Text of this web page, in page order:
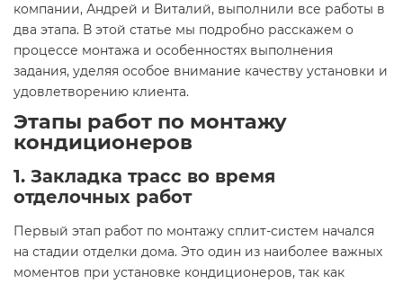
компании, Андрей и Виталий, выполнили все работы в
два этапа. В этой статье мы подробно расскажем о
процессе монтажа и особенностях выполнения
задания, уделяя особое внимание качеству установки и
удовлетворению клиента.
Этапы работ по монтажу
кондиционеров
1. Закладка трасс во время
отделочных работ
Первый этап работ по монтажу сплит-систем начался
на стадии отделки дома. Это один из наиболее важных
моментов при установке кондиционеров, так как